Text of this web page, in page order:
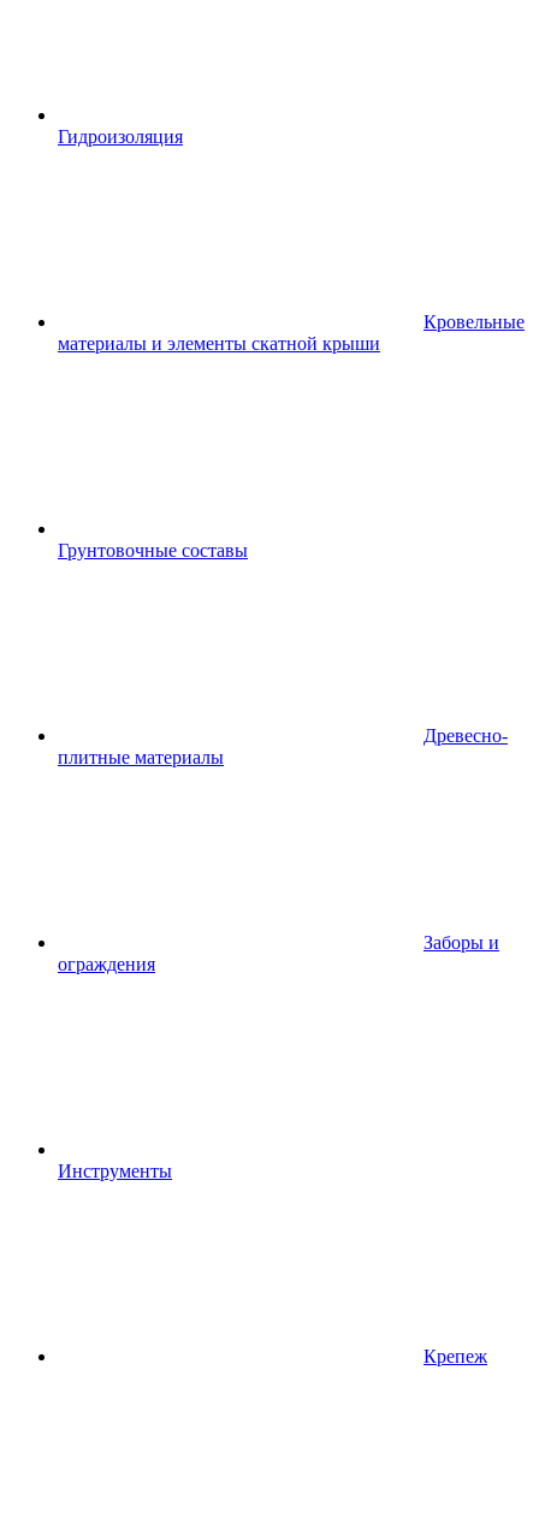
Гидроизоляция
Кровельные
материалы и элементы скатной крыши
Грунтовочные составы
Древесно-
плитные материалы
Заборы и
ограждения
Инструменты
Крепеж